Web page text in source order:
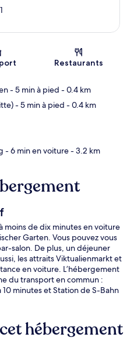
Restaurants
- 5 min à pied - 0.4 km
- 5 min à pied - 0.4 km
- 6 min en voiture- 3.2 km
moins de dix minutes en voiture
Garten. Vous pouvez vous
salon. De plus, un déjeuner
les attraits Viktualienmarkt et
en voiture. L’hébergement
du transport en commun :
minutes et Station de S-Bahn
hébergement